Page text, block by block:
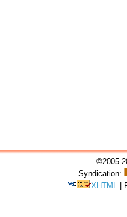
©2005-
Syndication:
XHTML